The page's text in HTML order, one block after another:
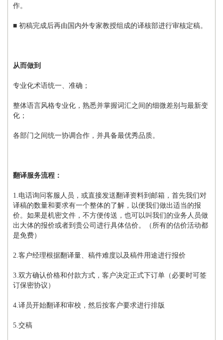
作。
■ 初稿完成后再由国内外专家教授组成的译核部进行审核定稿。
从而做到
专业化术语统一、准确；
整体语言风格专业化，熟悉并掌握词汇之间的细微差别与最新变
化；
各部门之间统一协调合作，并具备最优秀品质。
翻译服务流程：
1.电话询问客服人员，或直接发送翻译资料到邮箱，首先我们对
译稿的数量和要求有一个整体的了解，以便我们做出适当的报
价。如果是机密文件，不方便传送，也可以叫我们的业务人员做
出大体的报价或者到贵公司进行具体估价。（所有的估价活动都
是免费）
2.客户经理根据翻译量、稿件难度以及稿件用途进行报价
3.双方确认价格和付款方式，客户决定正式下订单（必要时可签
订保密协议）
4.译员开始翻译和审校，然后按客户要求进行排版
5.交稿